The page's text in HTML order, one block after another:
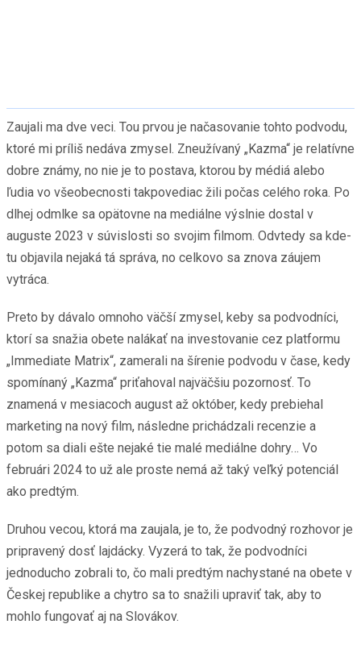
Zaujali ma dve veci. Tou prvou je načasovanie tohto podvodu,
ktoré mi príliš nedáva zmysel. Zneužívaný „Kazma“ je relatívne
dobre známy, no nie je to postava, ktorou by médiá alebo
ľudia vo všeobecnosti takpovediac žili počas celého roka. Po
dlhej odmlke sa opätovne na mediálne výslnie dostal v
auguste 2023 v súvislosti so svojim filmom. Odvtedy sa kde-
tu objavila nejaká tá správa, no celkovo sa znova záujem
vytráca.
Preto by dávalo omnoho väčší zmysel, keby sa podvodníci,
ktorí sa snažia obete nalákať na investovanie cez platformu
„Immediate Matrix“, zamerali na šírenie podvodu v čase, kedy
spomínaný „Kazma“ priťahoval najväčšiu pozornosť. To
znamená v mesiacoch august až október, kedy prebiehal
marketing na nový film, následne prichádzali recenzie a
potom sa diali ešte nejaké tie malé mediálne dohry… Vo
februári 2024 to už ale proste nemá až taký veľký potenciál
ako predtým.
Druhou vecou, ktorá ma zaujala, je to, že podvodný rozhovor je
pripravený dosť lajdácky. Vyzerá to tak, že podvodníci
jednoducho zobrali to, čo mali predtým nachystané na obete v
Českej republike a chytro sa to snažili upraviť tak, aby to
mohlo fungovať aj na Slovákov.